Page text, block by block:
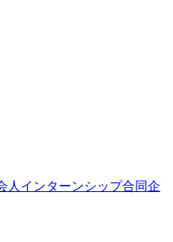
人インターンシップ合同企